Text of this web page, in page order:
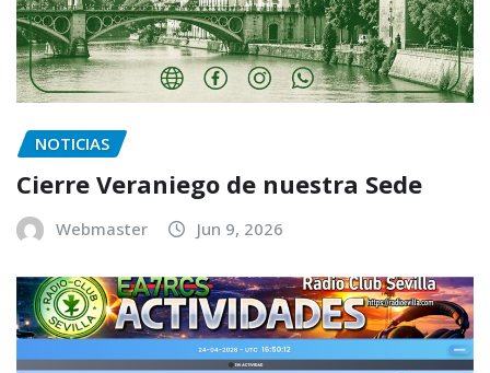
NOTICIAS
Cierre Veraniego de nuestra Sede
Webmaster Jun 9, 2026